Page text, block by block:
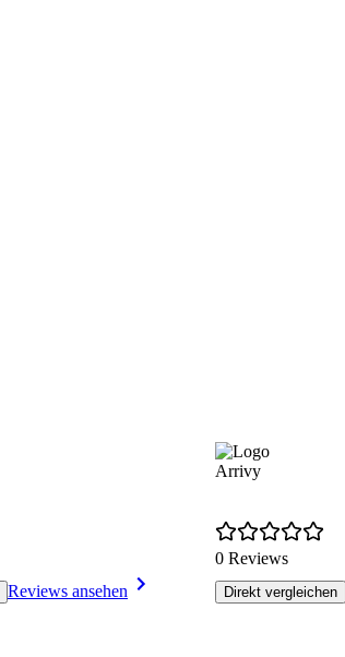
Reviews ansehen
Arrivy
0 Reviews
Direkt vergleichen